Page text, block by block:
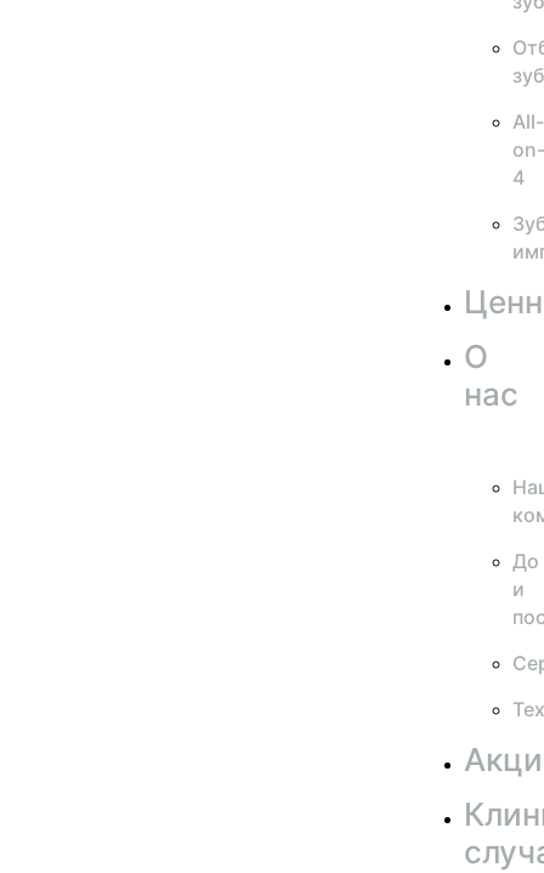
All-
on-
4
О
нас
До
и